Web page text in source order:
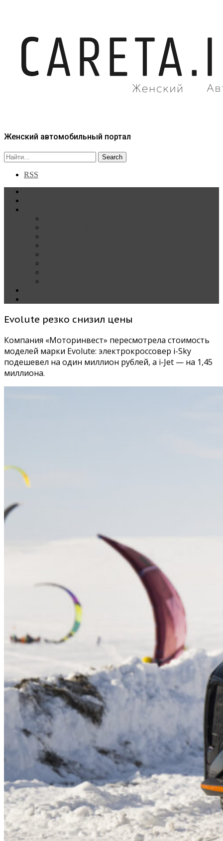
Женский автомобильный портал
RSS
Evolute резко снизил цены
Компания «Моторинвест» пересмотрела стоимость
моделей марки Evolute: электрокроссовер i-Sky
подешевел на один миллион рублей, а i-Jet — на 1,45
миллиона.